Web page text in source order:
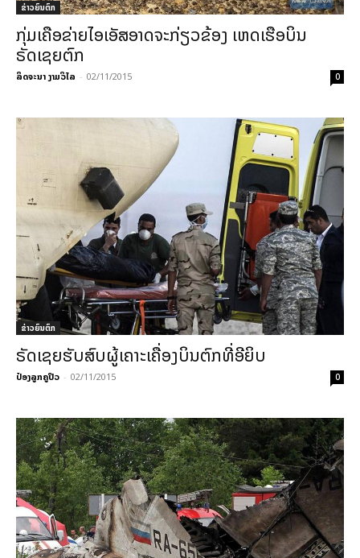
ຂ່າວຍົນຕົກ
ກຸ່ມເຄືອຂ່າຍໄອເອັສອາດຈະກ່ຽວຂ້ອງ ເຫດເຮືອບິນ
ຣັດເຊຍຕົກ
ລິດຈະນາ ງາມວິໄລ - 02/11/2015 0
ຂ່າວຍົນຕົກ
ຣັດເຊຍຮັບສົບຜູ້ເຄາະເຄື່ອງບິນຕົກທີ່ອີຍິບ
ປ໋ອງລູກຄູປິວ - 02/11/2015 0